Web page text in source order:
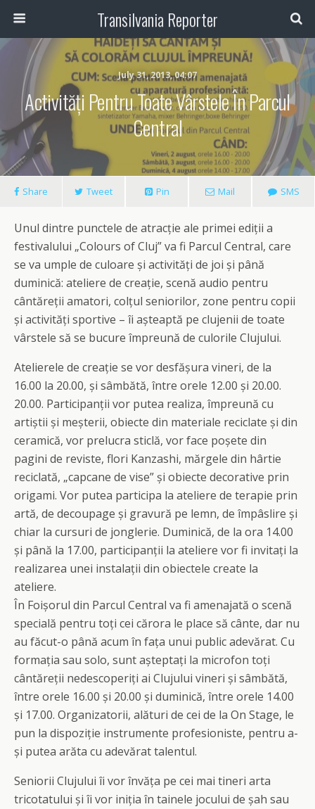
Transilvania Reporter
July 31, 2013, 04:07
Activități Pentru Toate Vârstele În Parcul
Central
Share Tweet Pin Mail SMS
Unul dintre punctele de atracție ale primei ediții a
festivalului „Colours of Cluj” va fi Parcul Central, care
se va umple de culoare și activități de joi și până
duminică: ateliere de creație, scenă audio pentru
cântăreții amatori, colțul seniorilor, zone pentru copii
și activități sportive – îi așteaptă pe clujenii de toate
vârstele să se bucure împreună de culorile Clujului.
Atelierele de creație se vor desfășura vineri, de la
16.00 la 20.00, și sâmbătă, între orele 12.00 și 20.00.
20.00. Participanții vor putea realiza, împreună cu
artiștii și meșterii, obiecte din materiale reciclate și din
ceramică, vor prelucra sticlă, vor face poșete din
pagini de reviste, flori Kanzashi, mărgele din hârtie
reciclată, „capcane de vise” și obiecte decorative prin
origami. Vor putea participa la ateliere de terapie prin
artă, de decoupage și gravură pe lemn, de împâslire și
chiar la cursuri de jonglerie. Duminică, de la ora 14.00
și până la 17.00, participanții la ateliere vor fi invitați la
realizarea unei instalații din obiectele create la
ateliere.
În Foișorul din Parcul Central va fi amenajată o scenă
specială pentru toți cei cărora le place să cânte, dar nu
au făcut-o până acum în fața unui public adevărat. Cu
formația sau solo, sunt așteptați la microfon toți
cântăreții nedescoperiți ai Clujului vineri și sâmbătă,
între orele 16.00 și 20.00 și duminică, între orele 14.00
și 17.00. Organizatorii, alături de cei de la On Stage, le
pun la dispoziție instrumente profesioniste, pentru a-
și putea arăta cu adevărat talentul.
Seniorii Clujului îi vor învăța pe cei mai tineri arta
tricotatului și îi vor iniția în tainele jocului de șah sau